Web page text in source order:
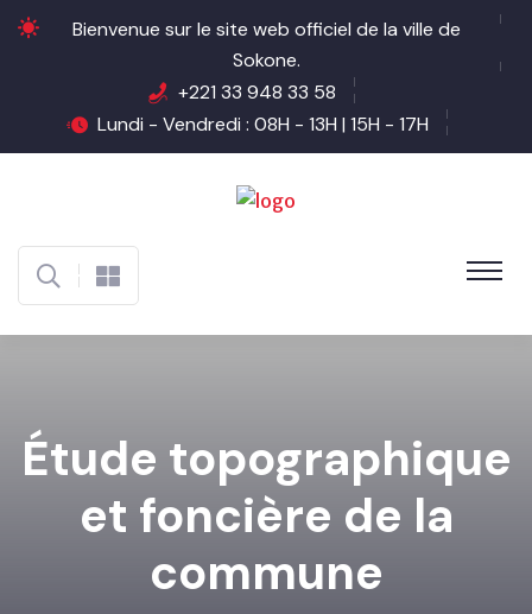
Bienvenue sur le site web officiel de la ville de
Sokone.
+221 33 948 33 58
Lundi - Vendredi : 08H - 13H | 15H - 17H
Étude topographique
et foncière de la
commune